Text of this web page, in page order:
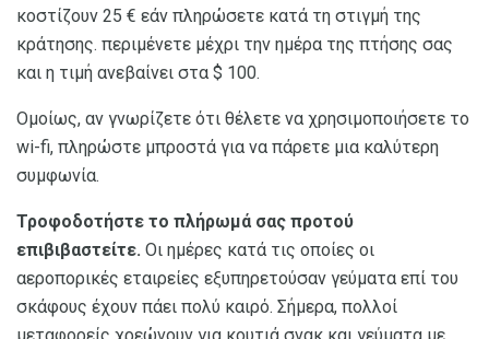
κοστίζουν 25 € εάν πληρώσετε κατά τη στιγμή της
κράτησης. περιμένετε μέχρι την ημέρα της πτήσης σας
και η τιμή ανεβαίνει στα $ 100.
Ομοίως, αν γνωρίζετε ότι θέλετε να χρησιμοποιήσετε το
wi-fi, πληρώστε μπροστά για να πάρετε μια καλύτερη
συμφωνία.
Τροφοδοτήστε το πλήρωμά σας προτού
επιβιβαστείτε. Οι ημέρες κατά τις οποίες οι
αεροπορικές εταιρείες εξυπηρετούσαν γεύματα επί του
σκάφους έχουν πάει πολύ καιρό. Σήμερα, πολλοί